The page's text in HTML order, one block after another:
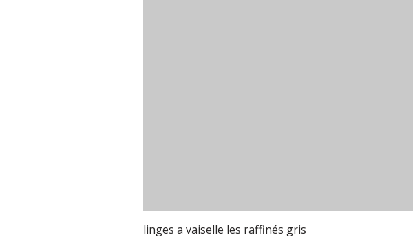
linges a vaiselle les raffinés gris